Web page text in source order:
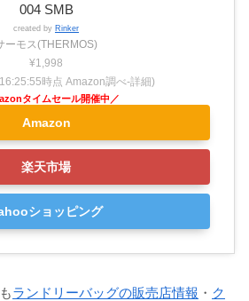
004 SMB
created by Rinker
ーモス(THERMOS)
¥1,998
時点 Amazon調べ-詳細)
Amazon
楽天市場
ショッピング
ランドリーバッグの販売店情報 ・ ク